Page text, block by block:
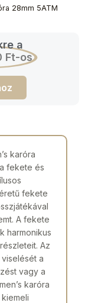
28mm 5ATM
a
Ft-os
karóra
fekete és
fekete
A fekete
harmonikus
Az
a
vagy a
karóra